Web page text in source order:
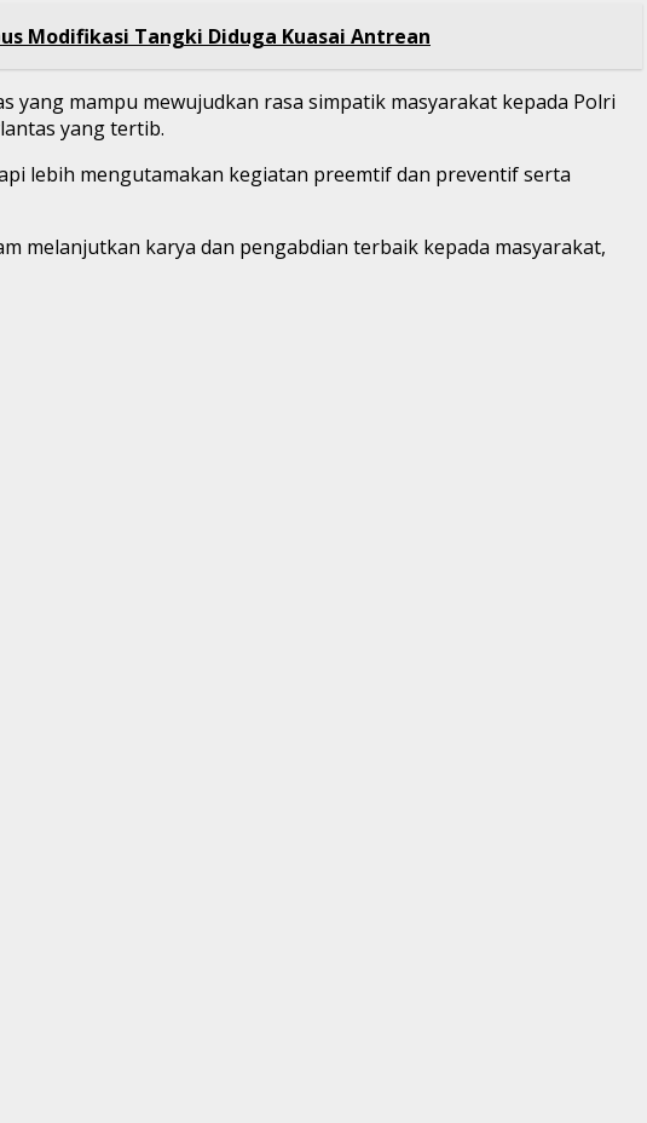
Modifikasi Tangki Diduga Kuasai Antrean
mampu mewujudkan rasa simpatik masyarakat kepada Polri
yang tertib.
lebih mengutamakan kegiatan preemtif dan preventif serta
melanjutkan karya dan pengabdian terbaik kepada masyarakat,